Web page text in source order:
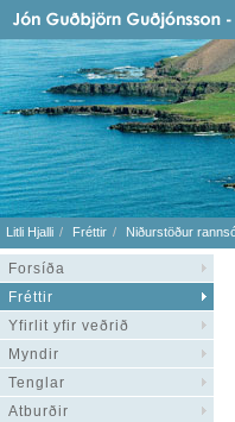
Litli Hjalli Fréttir Niðurstöður
Forsíða
Fréttir
Yfirlit yfir veðrið
Myndir
Tenglar
Atburðir